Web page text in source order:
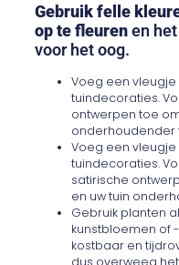
Gebruik felle
op te fleurenen
voor het oog.
Voeg een
tuindecoraties.
ontwerpen toe
onderhoudender
Voeg een
tuindecoraties.
satirische
en uw tuin
Gebruik planten
kunstbloemen of
kostbaar en